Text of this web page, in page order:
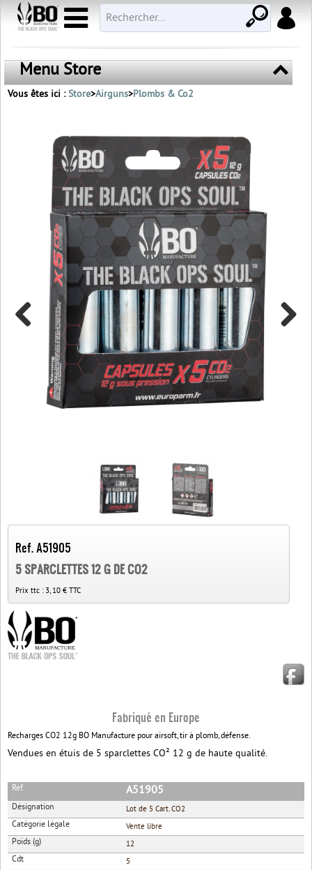
Menu Store
Vous êtes ici :Store>Airguns>Plombs & Co2
Ref. A51905
5 SPARCLETTES 12 G DE CO2
Prix ttc : 3, 10 € TTC
Fabriqué en Europe
Recharges CO2 12g BO Manufacture pour airsoft, tir à plomb, défense.
Vendues en étuis de 5 sparclettes CO² 12 g de haute qualité.
Réf. A51905
Désignation Lot de 5 Cart. CO2
Catégorie légale Vente libre
Poids (g) 12
Cdt 5